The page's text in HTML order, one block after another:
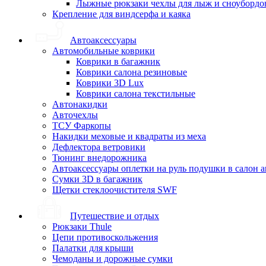
Лыжные рюкзаки чехлы для лыж и
Крепление для виндсерфа и каяка
Автоаксессуары
Автомобильные коврики
Коврики в багажник
Коврики салона резиновые
Коврики 3D Lux
Коврики салона текстильные
Автонакидки
Авточехлы
ТСУ Фаркопы
Накидки меховые и квадраты из меха
Дефлектора ветровики
Тюнинг внедорожника
Автоаксессуары оплетки на руль подушки в салон
Сумки 3D в багажник
Щетки стеклоочистителя SWF
Путешествие и отдых
Рюкзаки Thule
Цепи противоскольжения
Палатки для крыши
Чемоданы и дорожные сумки